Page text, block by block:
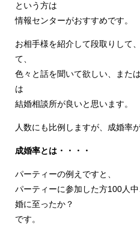
という方は
情報センターがおすすめです。
お相手様を紹介して段取りして
て、
色々と話を聞いて欲しい、また
は
結婚相談所が良いと思います。
人数にも比例しますが、成婚率
成婚率とは・・・・
パーティーの例えですと、
パーティーに参加した方100人
婚に至ったか？
です。